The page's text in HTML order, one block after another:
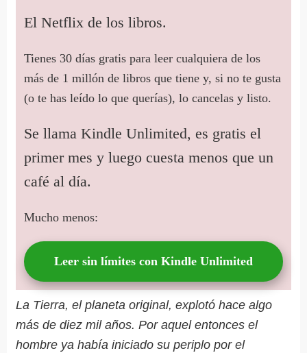
El Netflix de los libros.
Tienes 30 días gratis para leer cualquiera de los
más de 1 millón de libros que tiene y, si no te gusta
(o te has leído lo que querías), lo cancelas y listo.
Se llama Kindle Unlimited, es gratis el
primer mes y luego cuesta menos que un
café al día.
Mucho menos:
Leer sin límites con Kindle Unlimited
La Tierra, el planeta original, explotó hace algo
más de diez mil años. Por aquel entonces el
hombre ya había iniciado su periplo por el